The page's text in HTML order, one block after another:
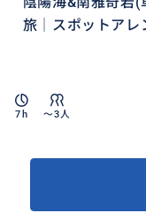
旅│スポットアレ
7h 〜3人